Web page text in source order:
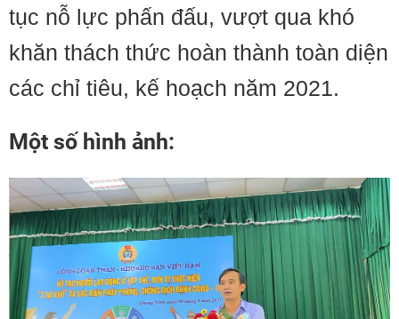
tục nỗ lực phấn đấu, vượt qua khó
khăn thách thức hoàn thành toàn diện
các chỉ tiêu, kế hoạch năm 2021.
Một số hình ảnh: